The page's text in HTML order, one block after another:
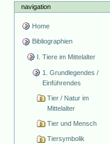
navigation
Home
Bibliographien
I. Tiere im Mittelalter
1. Grundlegendes /
Einführendes
Tier / Natur im
Mittelalter
Tier und Mensch
Tiersymbolik